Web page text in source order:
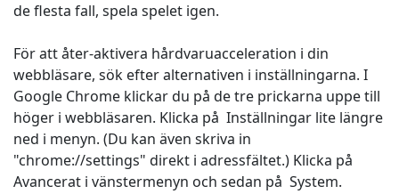
de flesta fall, spela spelet igen.
För att åter-aktivera hårdvaruacceleration i din
webbläsare, sök efter alternativen i inställningarna. I
Google Chrome klickar du på de tre prickarna uppe till
höger i webbläsaren. Klicka på Inställningar lite längre
ned i menyn. (Du kan även skriva in
"chrome://settings" direkt i adressfältet.) Klicka på
Avancerat i vänstermenyn och sedan på System.